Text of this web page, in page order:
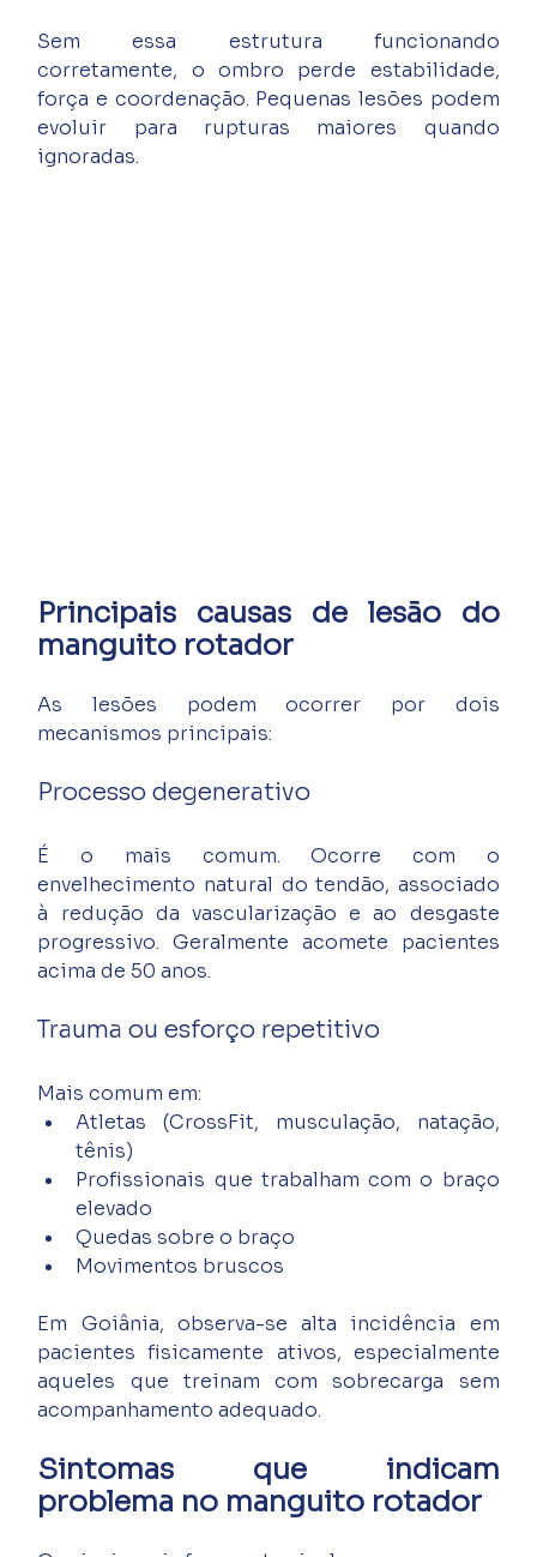
Sem essa estrutura funcionando
corretamente, o ombro perde estabilidade,
força e coordenação. Pequenas lesões podem
evoluir para rupturas maiores quando
ignoradas.
Principais causas de lesão do
manguito rotador
As lesões podem ocorrer por dois
mecanismos principais:
Processo degenerativo
É o mais comum. Ocorre com o
envelhecimento natural do tendão, associado
à redução da vascularização e ao desgaste
progressivo. Geralmente acomete pacientes
acima de 50 anos.
Trauma ou esforço repetitivo
Mais comum em:
Atletas (CrossFit, musculação, natação,
tênis)
Profissionais que trabalham com o braço
elevado
Quedas sobre o braço
Movimentos bruscos
Em Goiânia, observa-se alta incidência em
pacientes fisicamente ativos, especialmente
aqueles que treinam com sobrecarga sem
acompanhamento adequado.
Sintomas que indicam
problema no manguito rotador